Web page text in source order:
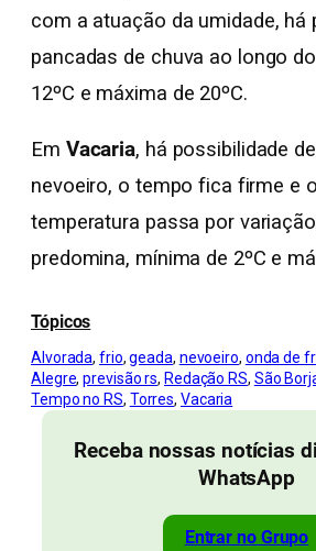
com a atuação da umidade, há
pancadas de chuva ao longo
12ºC e máxima de 20ºC.
Em Vacaria, há possibilidade
nevoeiro, o tempo fica firme e
temperatura passa por
predomina, mínima de 2ºC e
Tópicos
Alvorada, frio, geada, nevoeiro, onda de
Alegre, previsão rs, Redação RS, São
Tempo no RS, Torres, Vacaria
Receba nossas notícias
WhatsApp
Entrar no Grupo